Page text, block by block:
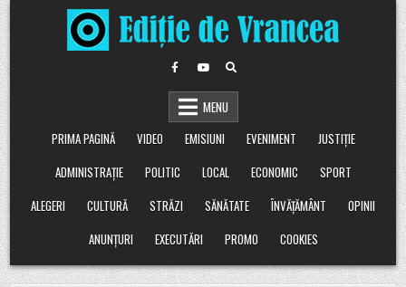
Skip
to
content
MENU
PRIMA PAGINĂ
VIDEO EMISIUNI EVENIMENT
JUSTIȚIE
ADMINISTRAȚIE
POLITIC LOCAL ECONOMIC
SPORT
ALEGERI
CULTURĂ STRĂZI SĂNĂTATE ÎNVĂȚĂMÂNT
OPINII
ANUNȚURI
EXECUTĂRI PROMO COOKIES